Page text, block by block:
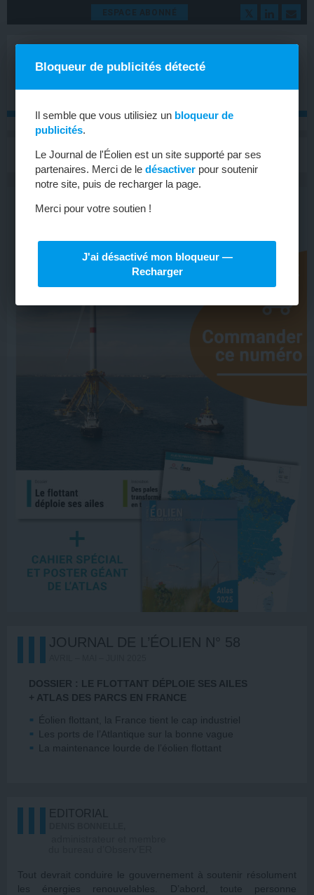
ESPACE ABONNÉ
MENU
JOURNAL DE L’ÉOLIEN N° 58
DOSSIER : LE FLOTTANT DÉPLOIE SES AILES
+ ATLAS DES PARCS EN FRANCE
Éolien flottant, la France tient le cap industriel
Les ports de l’Atlantique sur la bonne vague
La maintenance lourde de l’éolien flottant
EDITORIAL
Tout devrait conduire le gouvernement à soutenir résolument
les énergies renouvelables. D’abord, toute personne
Bloqueur de publicités détecté
Il semble que vous utilisiez un bloqueur de
publicités.
Le Journal de l'Éolien est un site supporté par ses
partenaires. Merci de ledésactiver pour soutenir
notre site, puis de recharger la page.
Merci pour votre soutien !
J'ai désactivé mon bloqueur —
Recharger